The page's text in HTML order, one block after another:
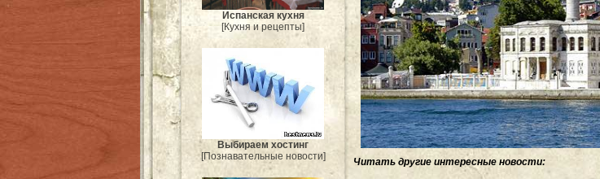
Испанская кухня
[Кухня и рецепты]
Выбираем хостинг
[Познавательные новости]
Читать другие интересные новости: